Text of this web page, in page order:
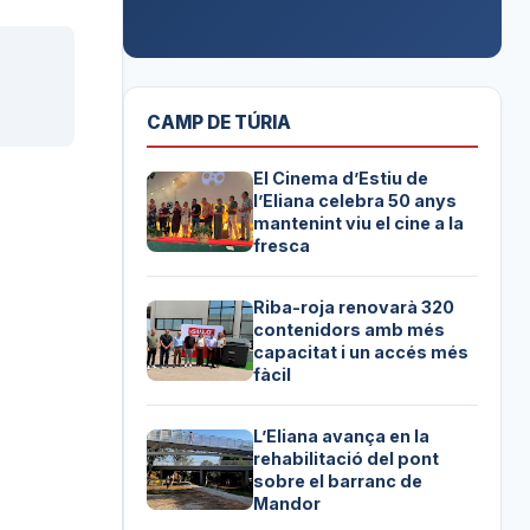
CAMP DE TÚRIA
El Cinema d’Estiu de
l’Eliana celebra 50 anys
mantenint viu el cine a la
fresca
Riba-roja renovarà 320
contenidors amb més
capacitat i un accés més
fàcil
L’Eliana avança en la
rehabilitació del pont
sobre el barranc de
Mandor